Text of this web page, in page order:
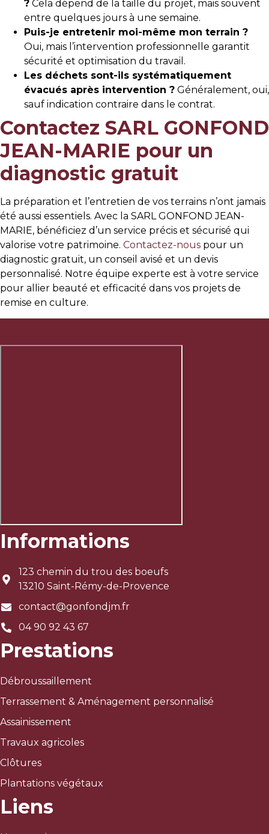
? Cela dépend de la taille du projet, mais souvent
entre quelques jours à une semaine.
Puis-je entretenir moi-même mon terrain ?
Oui, mais l’intervention professionnelle garantit
sécurité et optimisation du travail.
Les déchets sont-ils systématiquement
évacués après intervention ? Généralement, oui,
sauf indication contraire dans le contrat.
Contactez SARL GONFOND
JEAN-MARIE pour un
diagnostic gratuit
La préparation et l’entretien de vos terrains n’ont jamais
été aussi essentiels. Avec la SARL GONFOND JEAN-
MARIE, bénéficiez d’un service précis et sécurisé qui
valorise votre patrimoine. Contactez-nous pour un
diagnostic gratuit, un conseil avisé et un devis
personnalisé. Notre équipe experte est à votre service
pour allier beauté et efficacité dans vos projets de
remise en culture.
Informations
123 chemin du trou des boeufs
13210 Saint-Rémy-de-Provence
contact@gonfondjm.fr
04 90 92 43 67
Prestations
Débroussaillement
Terrassement & Aménagement personnalisé
Assainissement
Travaux agricoles
Clôtures
Plantations végétaux
Liens